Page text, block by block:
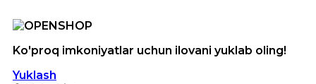
Ko'proq imkoniyatlar uchun ilovani yuklab oling!
Yuklash